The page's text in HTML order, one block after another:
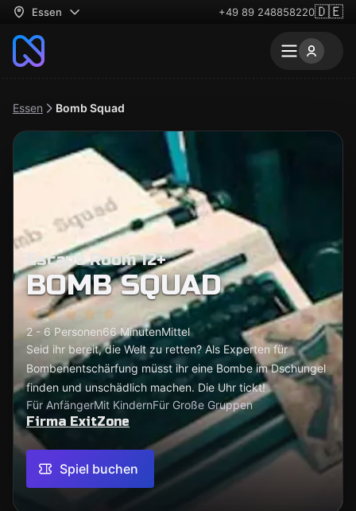
Essen +49 89 248858220🇩🇪
Essen Bomb Squad
Escape Room 12+
BOMB SQUAD
2 - 6 Personen66 MinutenMittel
Seid ihr bereit, die Welt zu retten? Als Experten für
Bombenentschärfung müsst ihr eine Bombe im Dschungel
finden und unschädlich machen. Die Uhr tickt!
Für AnfängerMit KindernFür Große Gruppen
Firma ExitZone
Spiel buchen